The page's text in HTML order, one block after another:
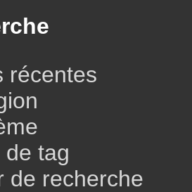
récentes
de tag
de recherche